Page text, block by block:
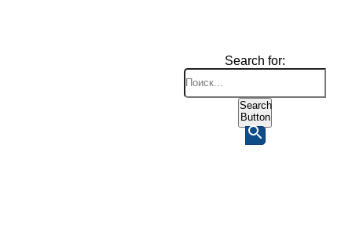
Search for:
Search
Button